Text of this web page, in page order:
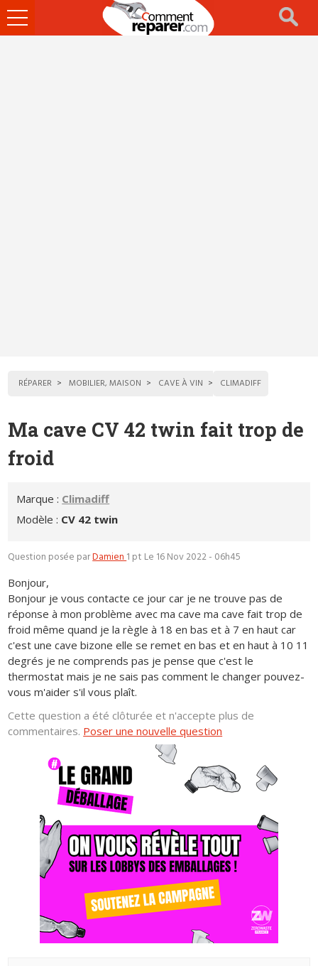
Ouvrir
le
RÉPARER MOBILIER, MAISON CAVE À VIN CLIMADIFF
Ma cave CV 42 twin fait trop de
froid
Marque : Climadiff
Modèle : CV 42 twin
Question posée parDamien1 pt Le 16 Nov 2022 - 06h45
Bonjour,
Bonjour je vous contacte ce jour car je ne trouve pas de
réponse à mon problème avec ma cave ma cave fait trop de
froid même quand je la règle à 18 en bas et à 7 en haut car
c'est une cave bizone elle se remet en bas et en haut à 10 11
degrés je ne comprends pas je pense que c'est le
thermostat mais je ne sais pas comment le changer pouvez-
vous m'aider s'il vous plaît.
Cette question a été clôturée et n'accepte plus de
commentaires. Poser une nouvelle question